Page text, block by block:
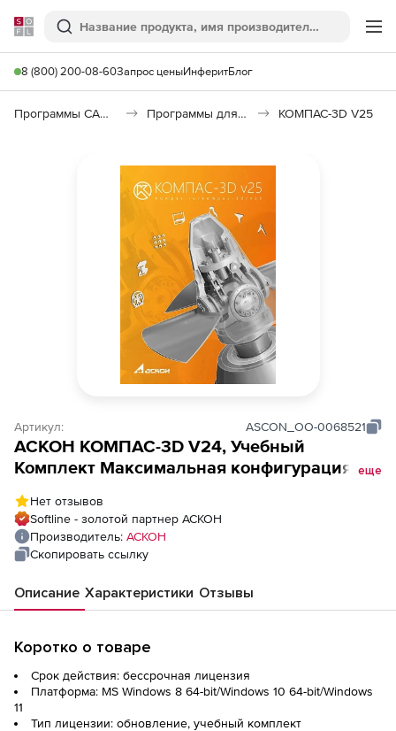
Softline
Поиск
8 (800) 200-08-60Запрос ценыИнферитБлог
Программы САПР и ГИС Программы для машиностроения КОМПАС-3D V25
Артикул: ASCON_ОО-0068521
АСКОН КОМПАС-3D V24, Учебный
Комплект Maксимальная конфигурация
Компaс-3D. Максимальная конфигурация.
v24 до v25 (на 10 мест)
еще
Нет отзывов
Softline - золотой партнер АСКОН
Производитель: АСКОН
Скопировать ссылку
Описание Характеристики Отзывы
Коротко о товаре
Срок действия: бессрочная лицензия
Платформа: MS Windows 8 64-bit/Windows 10 64-bit/Windows
11
Тип лицензии: обновление, учебный комплект